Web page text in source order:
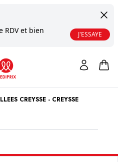
RDV et bien
J'ESSAYE
CREYSSE - CREYSSE